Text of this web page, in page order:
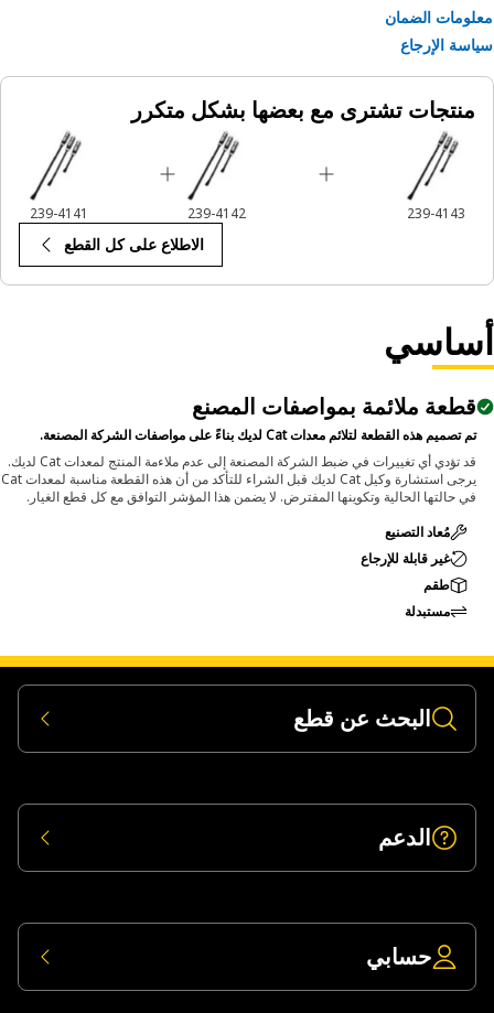
الضمان
الإرجاع
منتجات تشترى مع بعضها بشكل متكرر
239-4143
239-4142
239-4141
الاطلاع على كل القطع
قطعة ملائمة بمواصفات المصنع
تم تصميم هذه القطعة لتلائم معدات Cat لديك بناءً على مواصفات الشركة المصنعة.
قد تؤدي أي تغييرات في ضبط الشركة المصنعة إلى عدم ملاءمة المنتج لمعدات Cat لديك.
يرجى استشارة وكيل Cat لديك قبل الشراء للتأكد من أن هذه القطعة مناسبة لمعدات Cat
في حالتها الحالية وتكوينها المفترض. لا يضمن هذا المؤشر التوافق مع كل قطع الغيار.
مُعاد التصنيع
غير قابلة للإرجاع
طقم
مستبدلة
البحث عن قطع
الدعم
حسابي